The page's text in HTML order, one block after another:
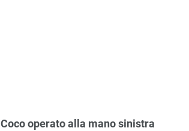
Coco operato alla mano sinistra